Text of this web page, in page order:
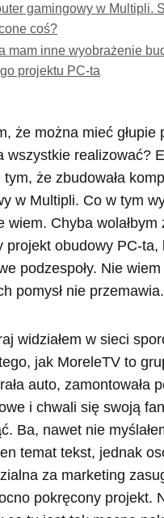
gamingowy w Multipli.
coś?
mam inne wyobrażenie
projektu PC-ta
że można mieć głupie
wszystkie realizować?
że zbudowała
w Multipli. Co w tym
wiem. Chyba wolałbym
projekt obudowy PC-ta,
podzespoły. Nie
pomysł nie przemawia.
widziałem w sieci
jak MoreleTV to
auto, zamontowała
i chwali się swoją
Ba, nawet nie
temat tekst, jednak
za marketing
pokręcony projekt.